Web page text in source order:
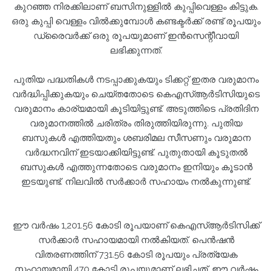
കുറഞ്ഞ നിരക്കിലാണ് ബസിനുള്ളിൽ കുപ്പിവെള്ളം കിട്ടുക.
ഒരു കുപ്പി വെള്ളം വിൽക്കുമ്പോൾ കണ്ടക്ടർക്ക് രണ്ട് രൂപയും
ഡ്രൈവർക്ക് ഒരു രൂപയുമാണ് ഇൻസെന്റീവായി
ലഭിക്കുന്നത്.
പുതിയ പദ്ധതികൾ നടപ്പാക്കുകയും ടിക്കറ്റ് ഇതര വരുമാനം
വർദ്ധിപ്പിക്കുകയും ചെയ്തതോടെ കെഎസ്ആർടിസിയുടെ
വരുമാനം കാര്യമായി കൂടിയിട്ടുണ്ട്. അടുത്തിടെ പ്രതിദിന
വരുമാനത്തിൽ ചരിത്രം തിരുത്തിയിരുന്നു. പുതിയ
ബസുകൾ എത്തിയതും ശബരിമല സീസണും വരുമാന
വർദ്ധനവിന് ഇടയാക്കിയിട്ടുണ്ട്. പുതുതായി കൂടുതൽ
ബസുകൾ എത്തുന്നതോടെ വരുമാനം ഇനിയും കൂടാൻ
ഇടയുണ്ട്. നിലവിൽ സർക്കാർ സഹായം നൽകുന്നുണ്ട്.
ഈ വർഷം 1,201.56 കോടി രൂപയാണ് കെഎസ്ആർടിസിക്ക്
സർക്കാർ സഹായമായി നൽകിയത്. പെൻഷൻ
വിതരണത്തിന് 731.56 കോടി രൂപയും പ്രത്യേക